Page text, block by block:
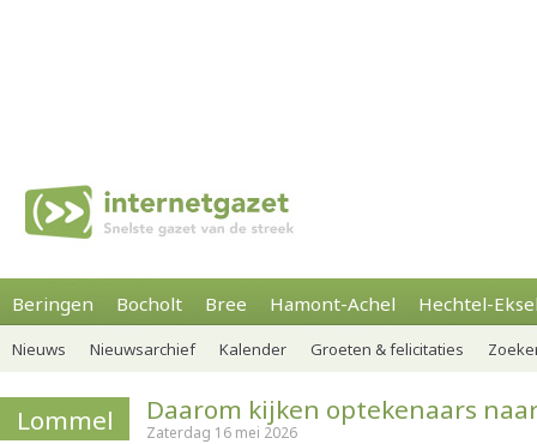
Beringen Bocholt Bree Hamont-Achel Hechtel-
Nieuws Nieuwsarchief Kalender Groeten & felicitaties
Lommel Daarom kijken optekenaars
Zaterdag 16 mei 2026